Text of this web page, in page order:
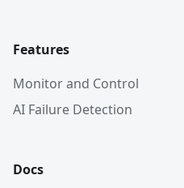
Features
Monitor and Control
AI Failure Detection
Docs